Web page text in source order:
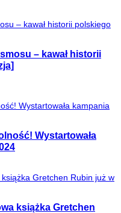
– kawał historii
Wystartowała
książka Gretchen